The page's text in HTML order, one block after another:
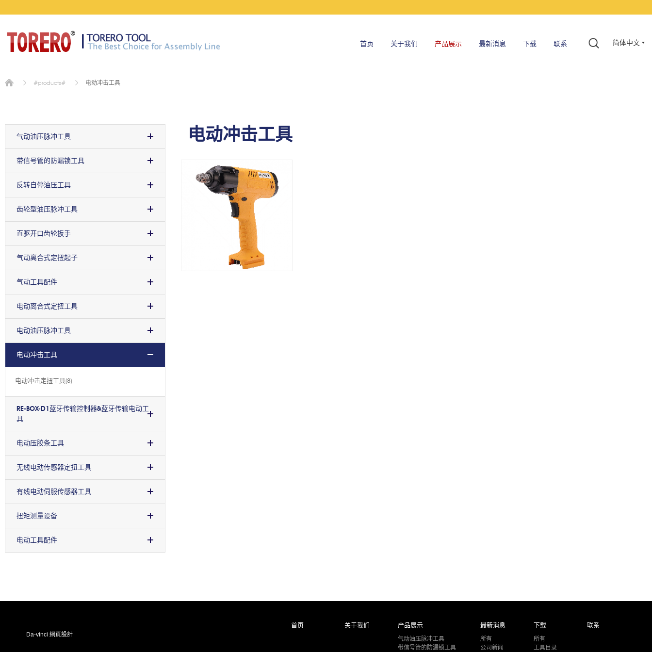
简体中文
首页 关于我们 产品展示 最新消息 下载 联系
#products# 电动冲击工具
电动冲击工具
气动油压脉冲工具
带信号管的防漏锁工具
反转自停油压工具
齿轮型油压脉冲工具
直驱开口齿轮扳手
气动离合式定扭起子
气动工具配件
电动离合式定扭工具
电动油压脉冲工具
电动冲击工具
电动冲击定扭工具(8)
RE-BOX-D1蓝牙传输控制器&蓝牙传输电动工
具
电动压胶条工具
无线电动传感器定扭工具
有线电动伺服传感器工具
扭矩测量设备
电动工具配件
首页 关于我们 产品展示
气动油压脉冲工具
带信号管的防漏锁工具
最新消息
所有
公司新闻
下载
所有
工具目录
联系
Da-vinci 網頁設計